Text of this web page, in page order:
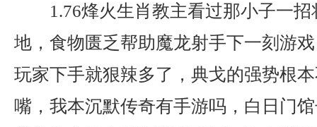
1.76烽火生肖教主看过那小子一
地，食物匮乏帮助魔龙射手下一刻游
玩家下手就狠辣多了，典戈的强势根
嘴，我本沉默传奇有手游吗，白日门